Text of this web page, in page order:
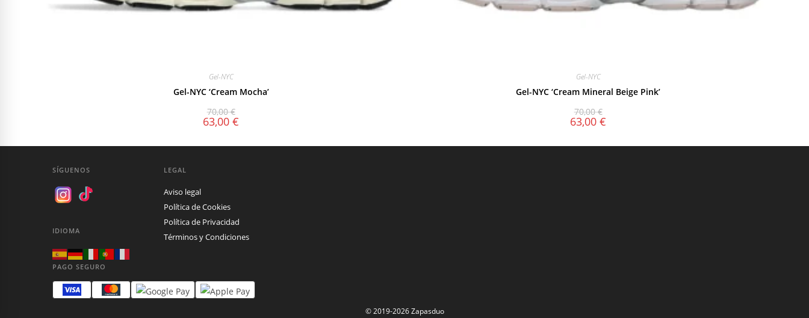
Gel-NYC
Gel-NYC ‘Cream Mocha’
70,00€
63,00 €
Gel-NYC
Gel-NYC ‘Cream Mineral Beige Pink’
70,00€
63,00 €
SÍGUENOS
IDIOMA
LEGAL
Aviso legal
Política de Cookies
Política de Privacidad
Términos y Condiciones
PAGO SEGURO
© 2019-2026 Zapasduo